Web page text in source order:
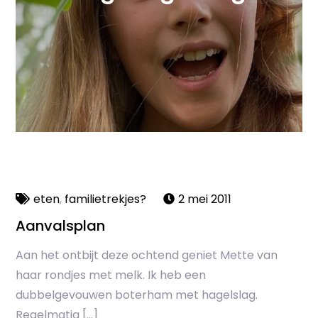
eten, familietrekjes? 2 mei 2011
Aanvalsplan
Aan het ontbijt deze ochtend geniet Mette van
haar rondjes met melk. Ik heb een
dubbelgevouwen boterham met hagelslag.